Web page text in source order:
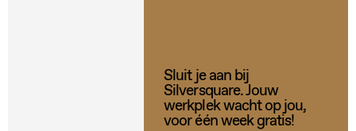
Sluit je aan bij
Silversquare. Jouw
werkplek wacht op jou,
voor één week gratis!